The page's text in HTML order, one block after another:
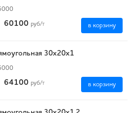
60100 руб/т в корзину
30х20х1
64100 руб/т в корзину